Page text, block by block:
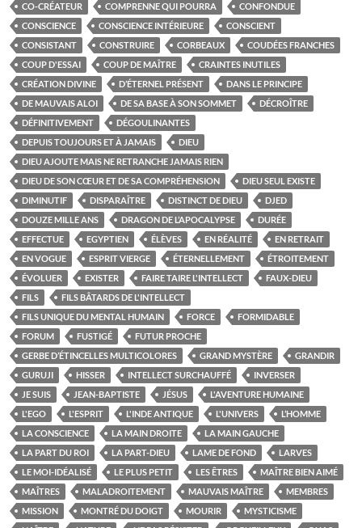
CO-CRÉATEUR COMPRENNE QUI POURRA
CONFONDUE
CONSCIENCE
CONSCIENCE INTÉRIEURE
CONSCIENT
CONSISTANT
CONSTRUIRE CORBEAUX
COUDÉES FRANCHES
COUP D'ESSAI
COUP DE MAÎTRE
CRAINTES INUTILES
CRÉATION DIVINE
D’ÉTERNEL PRÉSENT
DANS LE PRINCIPE
DE MAUVAIS ALOI
DE SA BASE À SON SOMMET
DÉCROÎTRE
DÉFINITIVEMENT
DÉGOULINANTES
DEPUIS TOUJOURS ET À JAMAIS
DIEU
DIEU AJOUTE MAIS NE RETRANCHE JAMAIS RIEN
DIEU DE SON CŒUR ET DE SA COMPRÉHENSION
DIEU SEUL EXISTE
DIMINUTIF
DISPARAÎTRE DISTINCT DE DIEU
DJED
DOUZE MILLE ANS
DRAGON DE L’APOCALYPSE
DURÉE
EFFECTUE
EGYPTIEN ÉLÈVES EN RÉALITÉ
EN RETRAIT
EN VOGUE
ESPRIT VIERGE ÉTERNELLEMENT
ÉTROITEMENT
ÉVOLUER
EXISTER FAIRE TAIRE L'INTELLECT
FAUX-DIEU
FILS
FILS BÂTARDS DE L'INTELLECT
FILS UNIQUE DU MENTAL HUMAIN
FORCE
FORMIDABLE
FORUM
FUSTIGÉ
FUTUR PROCHE
GERBE D’ÉTINCELLES MULTICOLORES
GRAND MYSTÈRE
GRANDIR
GURUJI
HISSER INTELLECT SURCHAUFFÉ
INVERSER
JE SUIS
JEAN-BAPTISTE JÉSUS
L'AVENTURE HUMAINE
L'EGO
L'ESPRIT L'INDE ANTIQUE L'UNIVERS
L’HOMME
LA CONSCIENCE
LA MAIN DROITE
LA MAIN GAUCHE
LA PART DU ROI
LA PART-DIEU LAME DE FOND
LARVES
LE MOI-IDÉALISÉ
LE PLUS PETIT LES ÊTRES
MAÎTRE BIEN AIMÉ
MAÎTRES
MALADROITEMENT MAUVAIS MAÎTRE
MEMBRES
MISSION
MONTRÉ DU DOIGT MOURIR
MYSTICISME